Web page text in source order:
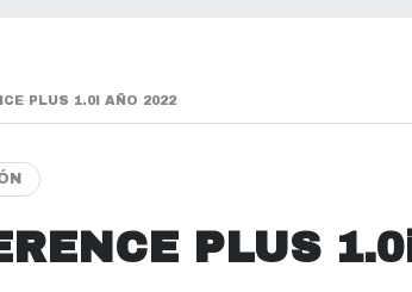
PLUS 1.0I AÑO 2022
PLUS